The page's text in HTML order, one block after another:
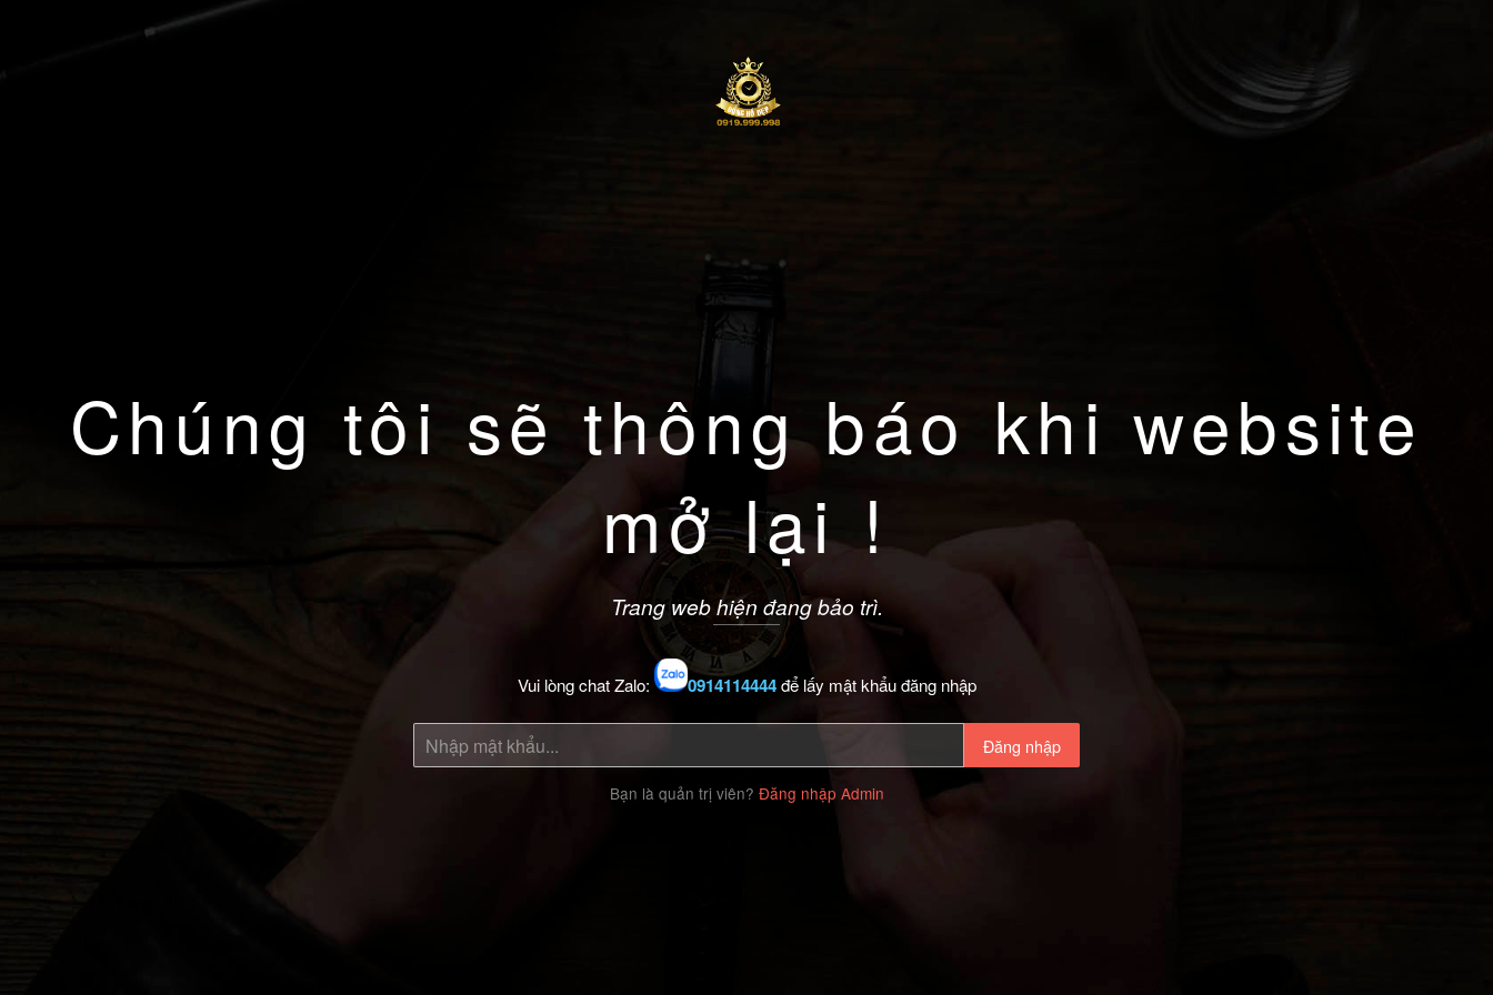
Chúng tôi sẽ thông báo khi website
mở lại !
Trang web hiện đang bảo trì.
Vui lòng chat Zalo: 0914114444để lấy mật khẩu đăng nhập
Đăng nhập
Bạn là quản trị viên? Đăng nhập Admin